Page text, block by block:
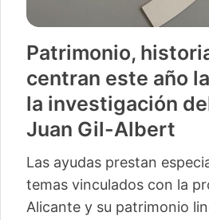
Patrimonio,
centran este año
la investigación
Juan Gil-Albert
Las ayudas prestan
temas vinculados con la
Alicante y su patrimonio